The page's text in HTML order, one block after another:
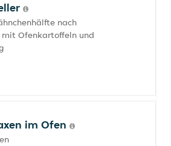
nach
Ofenkartoffeln und
im Ofen